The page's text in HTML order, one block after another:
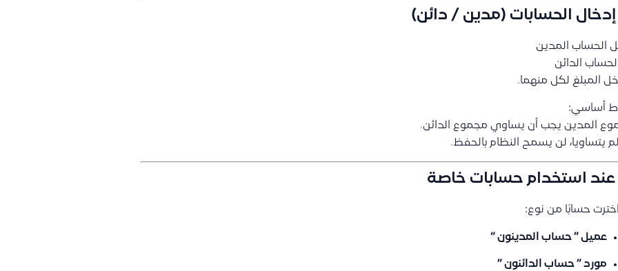
الحساب المدين
الدائن
المبلغ لكل منهما.
أساسي:
المدين يجب أن يساوي مجموع الدائن.
لم يتساويا، لن يسمح النظام بالحفظ.
اخترت حسابًا من نوع:
عميل ” حساب المدينون “
مورد ” حساب الدائنون ”